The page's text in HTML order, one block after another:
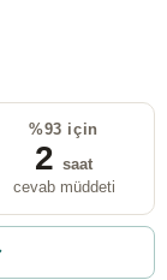
%93 için
2 saat
cevab müddeti